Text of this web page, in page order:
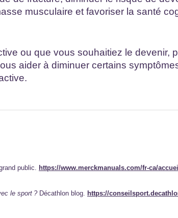
musculaire et favoriser la santé
ou que vous souhaitiez le devenir,
aider à diminuer certains
public. https://www.merckmanuals.com/fr-ca/
le sport ?Décathlon blog. https://